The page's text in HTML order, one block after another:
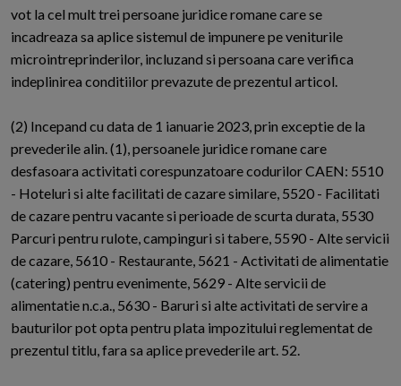
vot la cel mult trei persoane juridice romane care se
incadreaza sa aplice sistemul de impunere pe veniturile
microintreprinderilor, incluzand si persoana care verifica
indeplinirea conditiilor prevazute de prezentul articol.
(2) Incepand cu data de 1 ianuarie 2023, prin exceptie de la
prevederile alin. (1), persoanele juridice romane care
desfasoara activitati corespunzatoare codurilor CAEN: 5510
- Hoteluri si alte facilitati de cazare similare, 5520 - Facilitati
de cazare pentru vacante si perioade de scurta durata, 5530
Parcuri pentru rulote, campinguri si tabere, 5590 - Alte servicii
de cazare, 5610 - Restaurante, 5621 - Activitati de alimentatie
(catering) pentru evenimente, 5629 - Alte servicii de
alimentatie n.c.a., 5630 - Baruri si alte activitati de servire a
bauturilor pot opta pentru plata impozitului reglementat de
prezentul titlu, fara sa aplice prevederile art. 52.